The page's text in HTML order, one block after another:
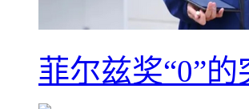
菲尔兹奖“0”